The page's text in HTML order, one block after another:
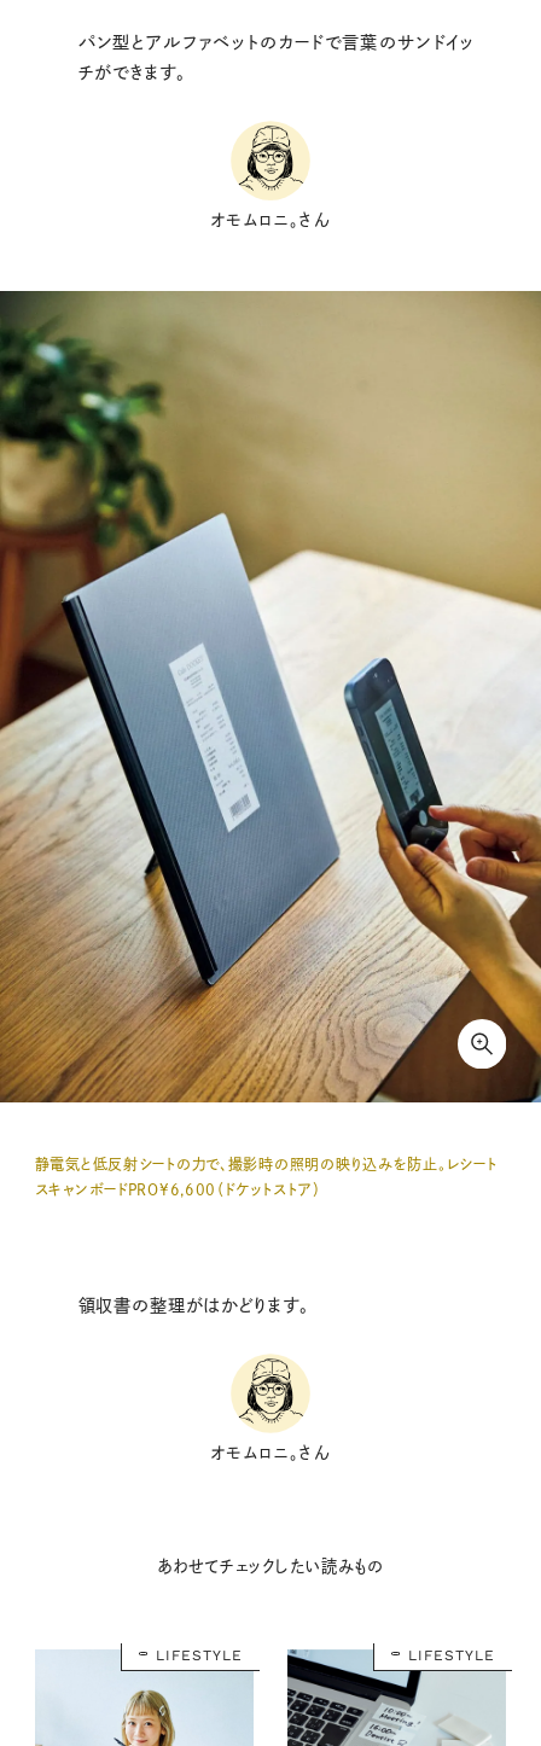
パン型とアルファベットのカードで言葉のサンドイッ
チができます。
オモムロニ。さん
静電気と低反射シートの力で、撮影時の照明の映り込みを防止。レシート
スキャンボードPRO¥6,600（ドケットストア）
領収書の整理がはかどります。
オモムロニ。さん
あわせてチェックしたい読みもの
LIFESTYLE LIFESTYLE